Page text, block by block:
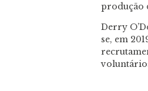
produção
Derry
se, em